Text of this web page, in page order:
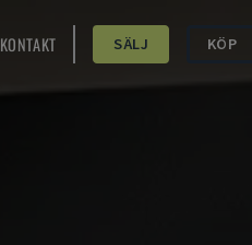
KONTAKT SÄLJ KÖP